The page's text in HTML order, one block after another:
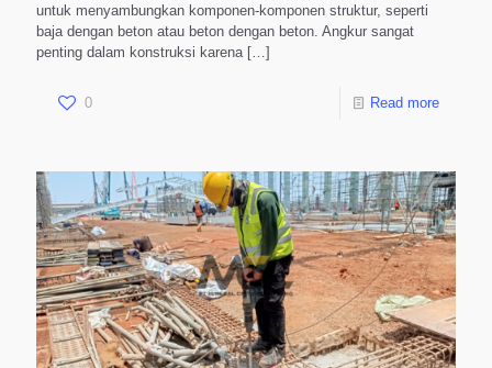
untuk menyambungkan komponen-komponen struktur, seperti
baja dengan beton atau beton dengan beton. Angkur sangat
penting dalam konstruksi karena[…]
0 Read more